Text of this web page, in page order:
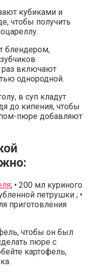
кубиками и
чтобы получить
блендером,
раз включают
однородной.
в суп кладут
до кипения, чтобы
пюре добавляют
; • 200 мл куриного
петрушки ; •
приготовления
чтобы он был
пюре с
картофель,